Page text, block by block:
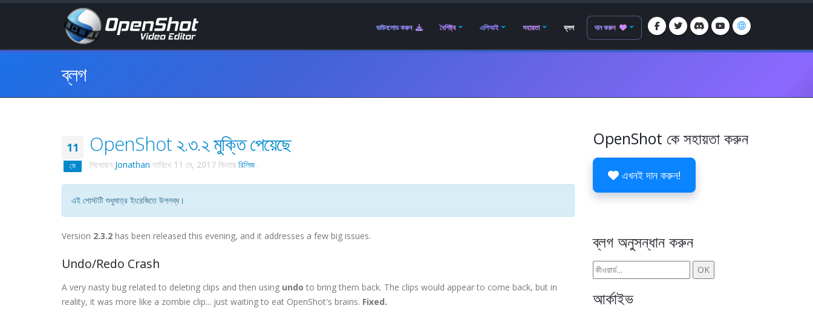
ডাউনলোড করুন বৈশিষ্ট্য এপিআই সহায়তা ব্লগ দান করুন
ব্লগ
11
মে
OpenShot ২.৩.২ মুক্তি পেয়েছে
লিখেছেন Jonathan তারিখে 11 মে, 2017 ভিতরে রিলিজ.
এই পোস্টটি শুধুমাত্র ইংরেজিতে উপলব্ধ।
Version 2.3.2 has been released this evening, and it addresses a few big issues.
Undo/Redo Crash
A very nasty bug related to deleting clips and then using undo to bring them back. The clips would appear to come back, but in
reality, it was more like a zombie clip... just waiting to eat OpenShot's brains. Fixed.
OpenShot কে সহায়তা করুন
এখনই দান করুন!
ব্লগ অনুসন্ধান করুন
আর্কাইভ